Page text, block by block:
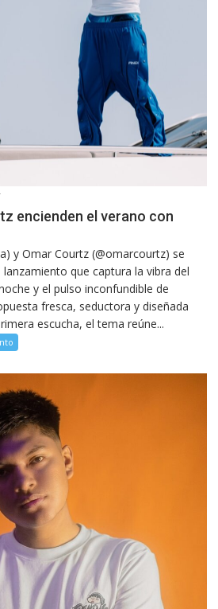
encienden el verano con
y Omar Courtz (@omarcourtz) se
lanzamiento que captura la vibra del
y el pulso inconfundible de
fresca, seductora y diseñada
escucha, el tema reúne...